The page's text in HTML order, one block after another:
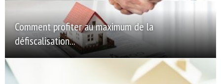
Comment profiter au maximum de la
défiscalisation...